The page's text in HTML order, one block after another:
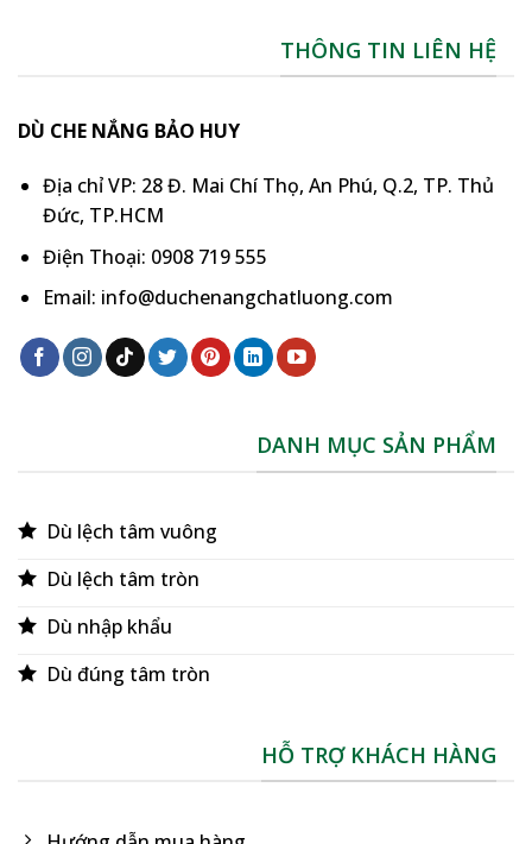
THÔNG TIN LIÊN HỆ
DÙ CHE NẮNG BẢO HUY
Địa chỉ VP: 28 Đ. Mai Chí Thọ, An Phú, Q.2, TP. Thủ
Đức, TP.HCM
Điện Thoại: 0908 719 555
Email: info@duchenangchatluong.com
DANH MỤC SẢN PHẨM
Dù lệch tâm vuông
Dù lệch tâm tròn
Dù nhập khẩu
Dù đúng tâm tròn
HỖ TRỢ KHÁCH HÀNG